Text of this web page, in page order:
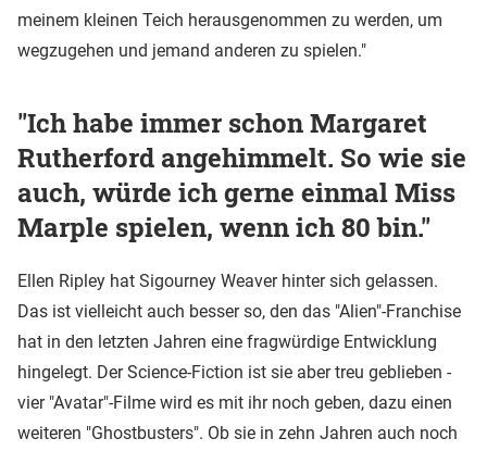
meinem kleinen Teich herausgenommen zu werden, um
wegzugehen und jemand anderen zu spielen."
"Ich habe immer schon Margaret
Rutherford angehimmelt. So wie sie
auch, würde ich gerne einmal Miss
Marple spielen, wenn ich 80 bin."
Ellen Ripley hat Sigourney Weaver hinter sich gelassen.
Das ist vielleicht auch besser so, den das "Alien"-Franchise
hat in den letzten Jahren eine fragwürdige Entwicklung
hingelegt. Der Science-Fiction ist sie aber treu geblieben -
vier "Avatar"-Filme wird es mit ihr noch geben, dazu einen
weiteren "Ghostbusters". Ob sie in zehn Jahren auch noch